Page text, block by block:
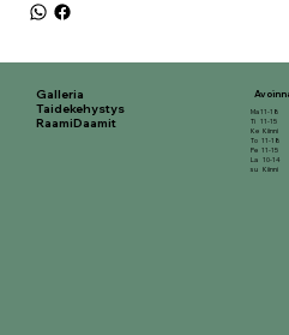
Galleria
Taidekehystys
RaamiDaamit
Ma 11-18
Ti 11-15
Ke Kiinni
To 11-18
Pe 11-15
La 10-14
su Kiinni